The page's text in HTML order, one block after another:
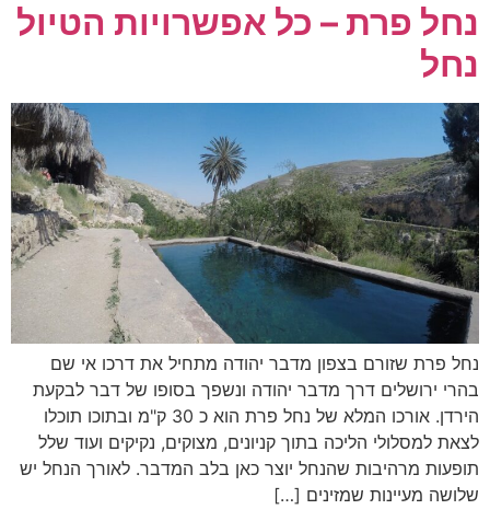
נחל פרת – כל אפשרויות הטיול
נחל
נחל פרת שזורם בצפון מדבר יהודה מתחיל את דרכו אי שם
בהרי ירושלים דרך מדבר יהודה ונשפך בסופו של דבר לבקעת
הירדן. אורכו המלא של נחל פרת הוא כ 30 ק"מ ובתוכו תוכלו
לצאת למסלולי הליכה בתוך קניונים, מצוקים, נקיקים ועוד שלל
תופעות מרהיבות שהנחל יוצר כאן בלב המדבר. לאורך הנחל יש
שלושה מעיינות שמזינים […]